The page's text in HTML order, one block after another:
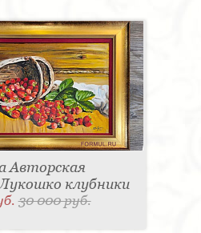
Авторская
клубники
30 000 руб.